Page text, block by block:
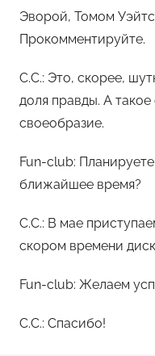
Эворой, Томом
Прокомментируйте.
С.С.: Это, скорее,
доля правды. А
своеобразие.
Fun-club:
ближайшее время?
С.С.: В мае
скором времени
Fun-club: Желаем
С.С.: Спасибо!